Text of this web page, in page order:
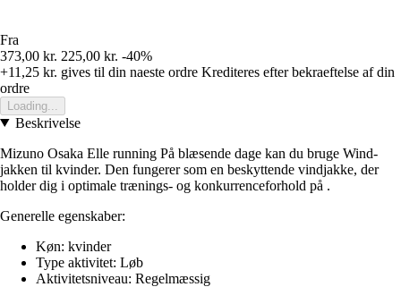
Fra
373,00 kr. 225,00 kr. -40%
+11,25 kr. gives til din naeste ordre Krediteres efter bekraeftelse af din
ordre
Loading...
Beskrivelse
Mizuno Osaka Elle running På blæsende dage kan du bruge Wind-
jakken til kvinder. Den fungerer som en beskyttende vindjakke, der
holder dig i optimale trænings- og konkurrenceforhold på .
Generelle egenskaber:
Køn: kvinder
Type aktivitet: Løb
Aktivitetsniveau: Regelmæssig